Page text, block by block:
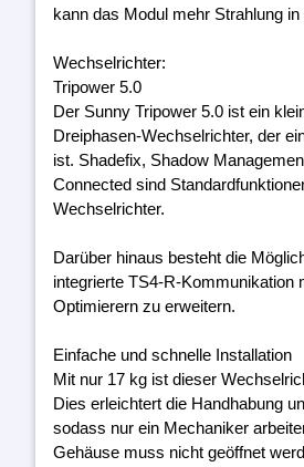
kann das Modul mehr Strahlung
Wechselrichter:
Tripower 5.0
Der Sunny Tripower 5.0 ist ein
Dreiphasen-Wechselrichter, der
ist. Shadefix, Shadow
Connected sind
Wechselrichter.
Darüber hinaus besteht die
integrierte TS4-R-Kommunikation
Optimierern zu erweitern.
Einfache und schnelle Installation
Mit nur 17 kg ist dieser
Dies erleichtert die Handhabung
sodass nur ein Mechaniker
Gehäuse muss nicht geöffnet